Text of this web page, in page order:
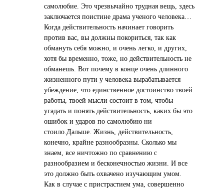
самолюбие. Это чрезвычайно трудная вещь, здесь
заключается поистине драма ученого человека…
Когда действительность начинает говорить
против вас, вы должны покориться, так как
обмануть себя можно, и очень легко, и других,
хотя бы временно, тоже, но действительность не
обманешь. Вот почему в конце очень длинного
жизненного пути у человека вырабатывается
убеждение, что единственное достоинство твоей
работы, твоей мысли состоит в том, чтобы
угадать и понять действительность, каких бы это
ошибок и ударов по самолюбию ни
стоило.Дальше. Жизнь, действительность,
конечно, крайне разнообразны. Сколько мы
знаем, все ничтожно по сравнению с
разнообразием и бесконечностью жизни. И все
это должно быть охвачено изучающим умом.
Как в случае с пристрастием ума, совершенно